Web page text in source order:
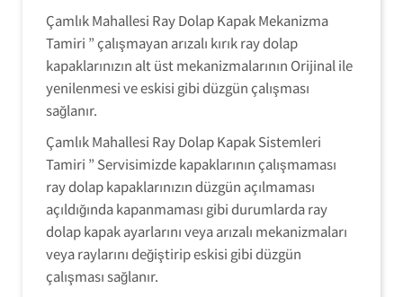
Çamlık Mahallesi Ray Dolap Kapak Mekanizma
Tamiri ” çalışmayan arızalı kırık ray dolap
kapaklarınızın alt üst mekanizmalarının Orijinal ile
yenilenmesi ve eskisi gibi düzgün çalışması
sağlanır.
Çamlık Mahallesi Ray Dolap Kapak Sistemleri
Tamiri ” Servisimizde kapaklarının çalışmaması
ray dolap kapaklarınızın düzgün açılmaması
açıldığında kapanmaması gibi durumlarda ray
dolap kapak ayarlarını veya arızalı mekanizmaları
veya raylarını değiştirip eskisi gibi düzgün
çalışması sağlanır.